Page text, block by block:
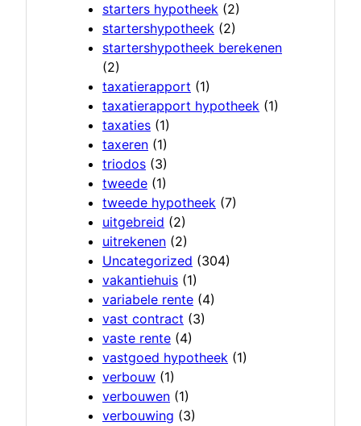
starters hypotheek (2)
startershypotheek (2)
startershypotheek berekenen
(2)
taxatierapport (1)
taxatierapport hypotheek (1)
taxaties (1)
taxeren (1)
triodos (3)
tweede (1)
tweede hypotheek (7)
uitgebreid (2)
uitrekenen (2)
Uncategorized (304)
vakantiehuis (1)
variabele rente (4)
vast contract (3)
vaste rente (4)
vastgoed hypotheek (1)
verbouw (1)
verbouwen (1)
verbouwing (3)